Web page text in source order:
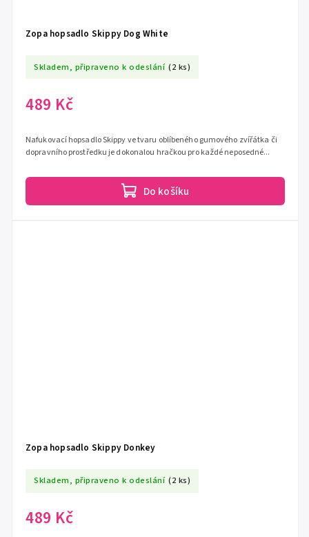
Zopa hopsadlo Skippy Dog White
Skladem, připraveno k odeslání (2 ks)
489 Kč
Do košíku
Nafukovací hopsadlo Skippy ve tvaru oblíbeného gumového zvířátka či
dopravního prostředku je dokonalou hračkou pro každé neposedné...
Zopa hopsadlo Skippy Donkey
Skladem, připraveno k odeslání (2 ks)
489 Kč